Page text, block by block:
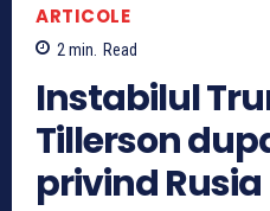
ARTICOLE
2 min. Read
Instabilul
Tillerson
privind Rusia